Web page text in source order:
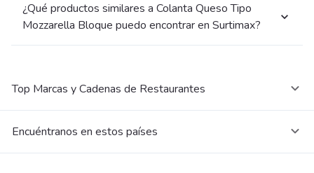
¿Qué productos similares a Colanta Queso Tipo
Mozzarella Bloque puedo encontrar en Surtimax?
Top Marcas y Cadenas de Restaurantes
Encuéntranos en estos países